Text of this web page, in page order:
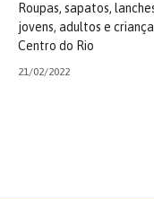
Roupas, sapatos,
jovens, adultos e
Centro do Rio
21/02/2022